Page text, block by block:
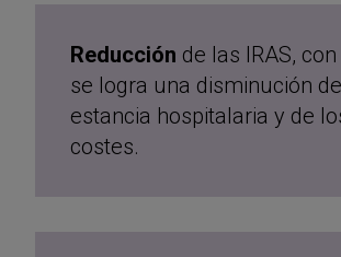
Reducción de las IRAS,
se logra una disminución
estancia hospitalaria y de
costes.